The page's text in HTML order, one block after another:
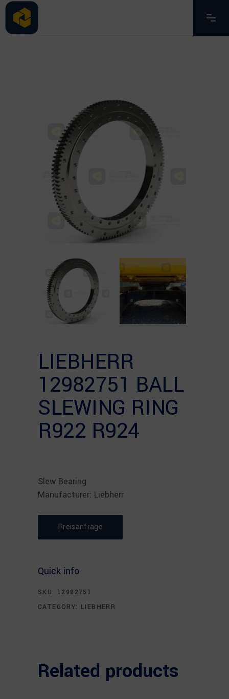
LIEBHERR
12982751 BALL
SLEWING RING
R922 R924
Slew Bearing
Manufacturer: Liebherr
Preisanfrage
Quick info
SKU: 12982751
CATEGORY: LIEBHERR
Related products